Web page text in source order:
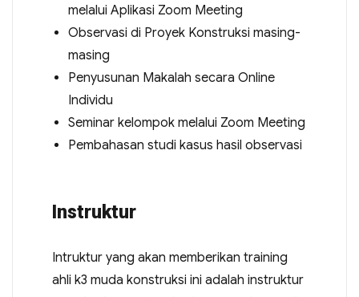
melalui Aplikasi Zoom Meeting
Observasi di Proyek Konstruksi masing-
masing
Penyusunan Makalah secara Online
Individu
Seminar kelompok melalui Zoom Meeting
Pembahasan studi kasus hasil observasi
Instruktur
Intruktur yang akan memberikan training
ahli k3 muda konstruksi ini adalah instruktur